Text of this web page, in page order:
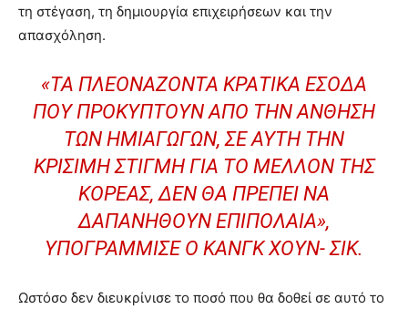
τη στέγαση, τη δημιουργία επιχειρήσεων και την
απασχόληση.
«ΤΑ ΠΛΕΟΝΆΖΟΝΤΑ ΚΡΑΤΙΚΆ ΈΣΟΔΑ
ΠΟΥ ΠΡΟΚΎΠΤΟΥΝ ΑΠΌ ΤΗΝ ΆΝΘΗΣΗ
ΤΩΝ ΗΜΙΑΓΩΓΏΝ, ΣΕ ΑΥΤΉ ΤΗΝ
ΚΡΊΣΙΜΗ ΣΤΙΓΜΉ ΓΙΑ ΤΟ ΜΈΛΛΟΝ ΤΗΣ
ΚΟΡΈΑΣ, ΔΕΝ ΘΑ ΠΡΈΠΕΙ ΝΑ
ΔΑΠΑΝΗΘΟΎΝ ΕΠΙΠΌΛΑΙΑ»,
ΥΠΟΓΡΆΜΜΙΣΕ Ο ΚΑΝΓΚ ΧΟΥΝ- ΣΙΚ.
Ωστόσο δεν διευκρίνισε το ποσό που θα δοθεί σε αυτό το